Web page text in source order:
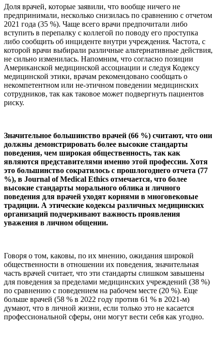
Доля врачей, которые заявили, что вообще ничего не
предпринимали, несколько снизилась по сравнению с отчетом
2021 года (35 %). Чаще всего врачи предпочитали либо
вступить в перепалку с коллегой по поводу его проступка
либо сообщить об инциденте внутри учреждения. Частота, с
которой врачи выбирали различные альтернативные действия,
не сильно изменилась. Напомним, что согласно позиции
Американской медицинской ассоциации и следуя Кодексу
медицинской этики, врачам рекомендовано сообщать о
некомпетентном или не-этичном поведении медицинских
сотрудников, так как таковое может подвергнуть пациентов
риску.
Значительное большинство врачей (66 %) считают, что они
должны демонстрировать более высокие стандарты
поведения, чем широкая общественность, так как
являются представителями именно этой профессии. Хотя
это большинство сократилось с прошлогоднего отчета (77
%), в Journal of Medical Ethics отмечается, что более
высокие стандарты морального облика и личного
поведения для врачей уходят корнями в многовековые
традиции. А этические кодексы различных медицинских
организаций подчеркивают важность проявления
уважения в личном общении.
Говоря о том, каковы, по их мнению, ожидания широкой
общественности в отношении их поведения, значительная
часть врачей считает, что эти стандарты слишком завышены
для поведения за пределами медицинских учреждений (38 %)
по сравнению с поведением на рабочем месте (20 %). Еще
больше врачей (58 % в 2022 году против 61 % в 2021-м)
думают, что в личной жизни, если только это не касается
профессиональной сферы, они могут вести себя как угодно.